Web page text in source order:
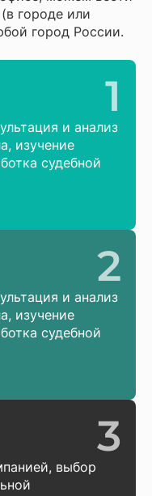
городе или
город России.
1
и анализ
изучение
судебной
2
и анализ
изучение
судебной
3
выбор